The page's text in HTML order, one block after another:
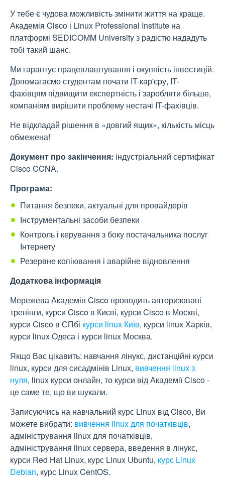
У тебе є чудова можливість змінити життя на краще.
Академія Cisco і Linux Professional Institute на
платформі SEDICOMM University з радістю нададуть
тобі такий шанс.
Ми гарантує працевлаштування і окупність інвестицій.
Допомагаємо студентам почати IT-кар'єру, IT-
фахівцям підвищити експертність і заробляти більше,
компаніям вирішити проблему нестачі IT-фахівців.
Не відкладай рішення в «довгий ящик», кількість місць
обмежена!
Документ про закінчення: індустріальний сертифікат
Cisco CCNA.
Програма:
Питання безпеки, актуальні для провайдерів
Інструментальні засоби безпеки
Контроль і керування з боку постачальника послуг
Інтернету
Резервне копіювання і аварійне відновлення
Додаткова інформація
Мережева Академія Cisco проводить авторизовані
тренінги, курси Cisco в Києві, курси Cisco в Москві,
курси Cisco в СПбі курси linux Київ, курси linux Харків,
курси linux Одеса і курси linux Москва.
Якщо Вас цікавить: навчання лінукс, дистанційні курси
linux, курси для сисадмінів Linux, вивчення linux з
нуля, linux курси онлайн, то курси від Академії Cisco -
це саме те, що ви шукали.
Записуючись на навчальний курс Linux від Cisco, Ви
можете вибрати: вивчення linux для початківців,
адміністрування linux для початківців,
адміністрування linux сервера, введення в лінукс,
курси Red Hat Linux, курс Linux Ubuntu, курс Linux
Debian, курс Linux CentOS.